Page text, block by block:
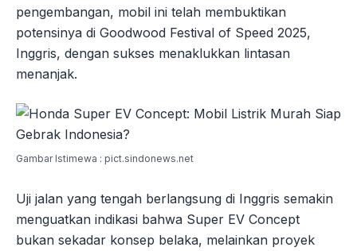
pengembangan, mobil ini telah membuktikan
potensinya di Goodwood Festival of Speed 2025,
Inggris, dengan sukses menaklukkan lintasan
menanjak.
Gambar Istimewa : pict.sindonews.net
Uji jalan yang tengah berlangsung di Inggris semakin
menguatkan indikasi bahwa Super EV Concept
bukan sekadar konsep belaka, melainkan proyek